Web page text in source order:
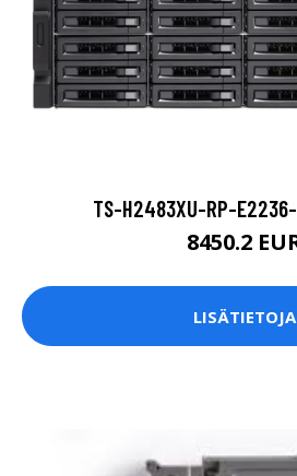
TS-H2483XU-RP-
8450.2
LISÄTIETOJA